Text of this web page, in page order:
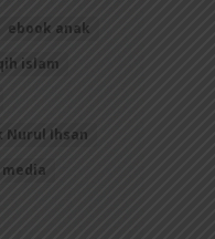
ebook anak
islam
Nurul Ihsan